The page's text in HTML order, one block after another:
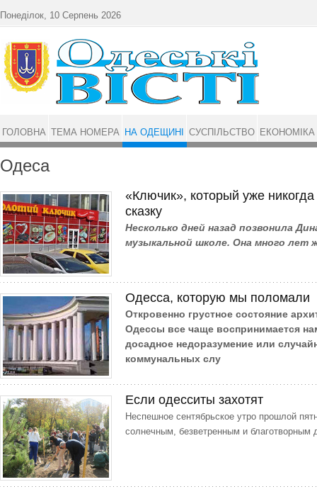
Одеса
«Ключик», который уже
сказку
Несколько дней назад позвонила
музыкальной школе. Она много лет
Одесса, которую мы поломали
Откровенно грустное состояние
Одессы все чаще воспринимается
досадное недоразумение или
коммунальных слу
Если одесситы захотят
Неспешное сентябрьское утро прошлой
солнечным, безветренным и благотворным
Понеділок, 10 Серпень 2026
ГОЛОВНА ТЕМА НОМЕРА НА ОДЕЩИНІ СУСПІЛЬСТВО ЕКОНОМІКА